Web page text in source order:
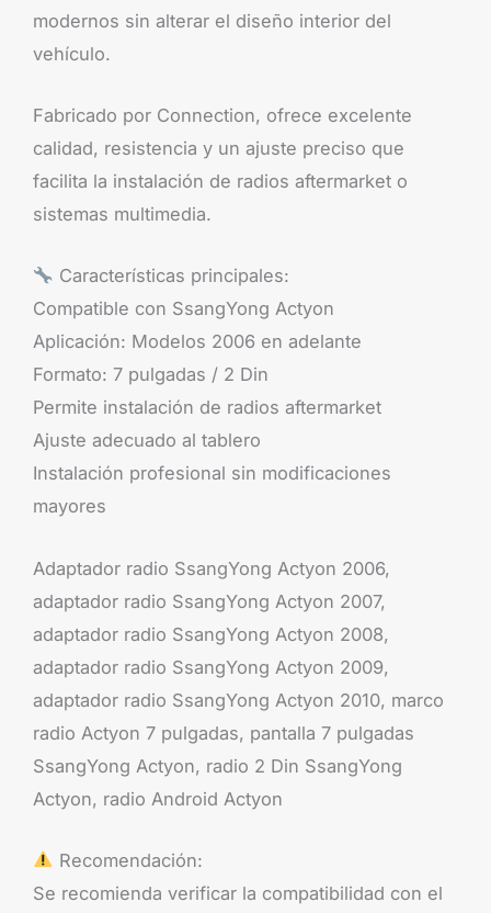
modernos sin alterar el diseño interior del
vehículo.
Fabricado por Connection, ofrece excelente
calidad, resistencia y un ajuste preciso que
facilita la instalación de radios aftermarket o
sistemas multimedia.
Características principales:
Compatible con SsangYong Actyon
Aplicación: Modelos 2006 en adelante
Formato: 7 pulgadas / 2 Din
Permite instalación de radios aftermarket
Ajuste adecuado al tablero
Instalación profesional sin modificaciones
mayores
Adaptador radio SsangYong Actyon 2006,
adaptador radio SsangYong Actyon 2007,
adaptador radio SsangYong Actyon 2008,
adaptador radio SsangYong Actyon 2009,
adaptador radio SsangYong Actyon 2010, marco
radio Actyon 7 pulgadas, pantalla 7 pulgadas
SsangYong Actyon, radio 2 Din SsangYong
Actyon, radio Android Actyon
Recomendación:
Se recomienda verificar la compatibilidad con el